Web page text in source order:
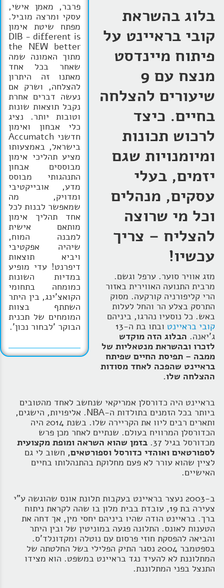
פרבר, מאמן אישי,
עסקי ומרצה מוביל.
מפתח שיטת אימון
DIB - different is
the NEW better
מתוך האמונה שמה
שאחר בכל אחד
מאתנו זה היתרון
להצלחה, ושרק אם
נעשה דברים אחרת
נקבל תוצאות שונות
וטובות יותר. נציג
כלי אבחון ואימון
חדשני Accumatch
בישראל, באמצעותו
מציע תהליכי אימון
מבוססים אבחון
התנהגותי מבוסס
מדע, אובייקטיבי
ומדויק, מה
שמאפשר לבנות לכל
אחד תהליך אימון
מותאם אישית
למבנה המוח,
שיהיה אפקטיבי
ויביא תוצאות
דיפרנט! עדי מופיע
במדיות השונות
כמומחה בתחומי
הקואצ'ינג, בין היתר
השתתף בצוות
המומחים של תכנית
הבוקר 'לבחור נכון'.
בלוג בהשראת
קובי בראיינט על
פיתוח מיינדסט
מנצח עם 9
שיעורים להצלחה
בחיים. כיצד
לרכוש תכונות
ומיומנויות שגם
יזמים, בעלי
עסקים, מנהלים
וכל מי שרוצה
להצליח – צריך
עכשיו!
מזג אוויר סוער. ערפל וגשם.
מרבית התנועה האווירית באזור
הרי קליפורניה קורקעה. מסוק
התרסק בצלע הר והחל לעלות
באש. כל נוסעיו נהרגו, ביניהם
קובי בראיינט
ובתו בת ה-13
ג'יאנה. הבלוג הזה מוקדש
לזכרו ובהשראת מנטאליות של
ממבה – תפיסת החיים שפיתח
בראיינט שהפכה לאחד מסודות
ההצלחה שלו.
בראיינט היה כדורסלן אמריקאי שנחשב לאחד מהטובים
ביותר בכל הזמנים בתולדות ה-NBA. אליפויות, הישגים,
ותארים רבים ליוו את הקריירה שלו. בשנת 2014 היה
הכדורסלן המרוויח בעולם. שנתיים לאחר מכן פרש
מכדורסל בגיל 37.
בזמן שהוא השראה ומופת מקצועית
לספורטאים ואוהדי כדורסל וספורטאים, חשוב לי גם
לציין שהוא עורר לא פעם מחלוקת בהתנהלותו בחיים
האישיים.
ב-2003 נעצר בראיינט בעקבות תלונת אונס שהוגשה ע"י
צעירה בת 19, עובדת בבית מלון בו שהה לקראת ניתוח
ברך. בראיינט הודה שהיו ביניהם יחסי מין, אך דחה את
הטענות לאונס. התלונה פגעה במוניטין של ובין היתר
והביאה להפסקת חוזי פרסום עם נוטלה ומקדונלד'ס.
בספטמבר 2004 נסגר התיק הפלילי בשל החלטתה של
המתלוננת לא להעיד נגד בראיינט במשפט. הוא מצידו
התנצל בפני המתלוננת.